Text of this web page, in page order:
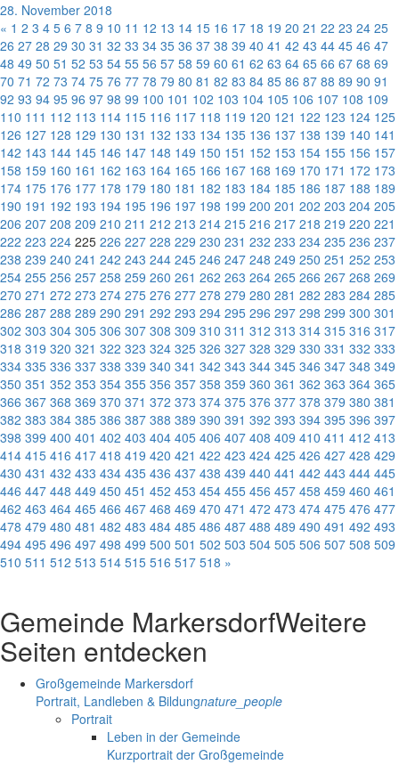
28. November 2018
« 1 2 3 4 5 6 7 8 9 10 11 12 13 14 15 16 17 18 19 20 21 22 23 24 25
26 27 28 29 30 31 32 33 34 35 36 37 38 39 40 41 42 43 44 45 46 47
48 49 50 51 52 53 54 55 56 57 58 59 60 61 62 63 64 65 66 67 68 69
70 71 72 73 74 75 76 77 78 79 80 81 82 83 84 85 86 87 88 89 90 91
92 93 94 95 96 97 98 99 100 101 102 103 104 105 106 107 108 109
110 111 112 113 114 115 116 117 118 119 120 121 122 123 124 125
126 127 128 129 130 131 132 133 134 135 136 137 138 139 140 141
142 143 144 145 146 147 148 149 150 151 152 153 154 155 156 157
158 159 160 161 162 163 164 165 166 167 168 169 170 171 172 173
174 175 176 177 178 179 180 181 182 183 184 185 186 187 188 189
190 191 192 193 194 195 196 197 198 199 200 201 202 203 204 205
206 207 208 209 210 211 212 213 214 215 216 217 218 219 220 221
222 223 224 225 226 227 228 229 230 231 232 233 234 235 236 237
238 239 240 241 242 243 244 245 246 247 248 249 250 251 252 253
254 255 256 257 258 259 260 261 262 263 264 265 266 267 268 269
270 271 272 273 274 275 276 277 278 279 280 281 282 283 284 285
286 287 288 289 290 291 292 293 294 295 296 297 298 299 300 301
302 303 304 305 306 307 308 309 310 311 312 313 314 315 316 317
318 319 320 321 322 323 324 325 326 327 328 329 330 331 332 333
334 335 336 337 338 339 340 341 342 343 344 345 346 347 348 349
350 351 352 353 354 355 356 357 358 359 360 361 362 363 364 365
366 367 368 369 370 371 372 373 374 375 376 377 378 379 380 381
382 383 384 385 386 387 388 389 390 391 392 393 394 395 396 397
398 399 400 401 402 403 404 405 406 407 408 409 410 411 412 413
414 415 416 417 418 419 420 421 422 423 424 425 426 427 428 429
430 431 432 433 434 435 436 437 438 439 440 441 442 443 444 445
446 447 448 449 450 451 452 453 454 455 456 457 458 459 460 461
462 463 464 465 466 467 468 469 470 471 472 473 474 475 476 477
478 479 480 481 482 483 484 485 486 487 488 489 490 491 492 493
494 495 496 497 498 499 500 501 502 503 504 505 506 507 508 509
510 511 512 513 514 515 516 517 518 »
Gemeinde MarkersdorfWeitere
Seiten entdecken
Großgemeinde Markersdorf
Portrait, Landleben & Bildungnature_people
Portrait
Leben in der Gemeinde
Kurzportrait der Großgemeinde